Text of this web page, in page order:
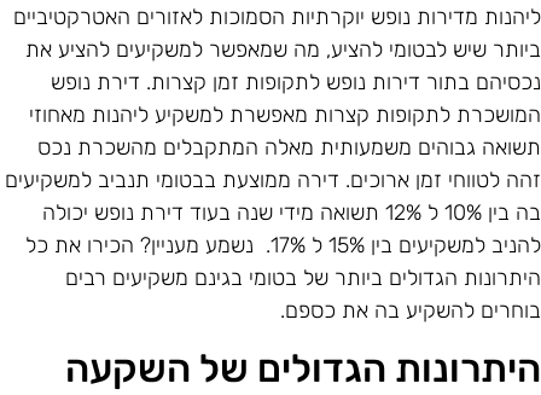
מדירות נופש יוקרתיות הסמוכות לאזורים האטרקטיביים
שיש לבטומי להציע, מה שמאפשר למשקיעים להציע את
בתור דירות נופש לתקופות זמן קצרות. דירת נופש
לתקופות קצרות מאפשרת למשקיע ליהנות מאחוזי
גבוהים משמעותית מאלה המתקבלים מהשכרת נכס
לטווחי זמן ארוכים. דירה ממוצעת בבטומי תנביב למשקיעים
בה בין 10% ל 12% תשואה מידי שנה בעוד דירת נופש יכולה
להניב למשקיעים בין 15% ל 17%. נשמע מעניין? הכירו את כל
הגדולים ביותר של בטומי בגינם משקיעים רבים
להשקיע בה את כספם.
הגדולים של השקעה